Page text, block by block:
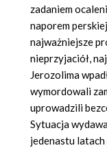
zadaniem
naporem
najważniejsze
nieprzyjaciół,
Jerozolima
wymordowali
uprowadzili
Sytuacja
jedenastu